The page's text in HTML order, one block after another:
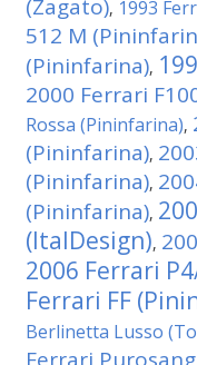
(Zagato), 1993
512 M
(Pininfarina),
2000 Ferrari
Rossa (Pininfarina),
(Pininfarina),
(Pininfarina),
(Pininfarina),
(ItalDesign),
2006 Ferrari
Ferrari FF
Berlinetta Lusso